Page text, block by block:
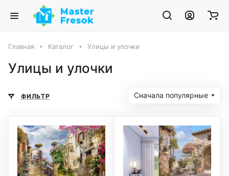
Главная Каталог Улицы и улочки
Улицы и улочки
ФИЛЬТР Сначала популярные